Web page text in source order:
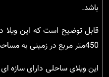
باشد.
قابل توضیح است که این ویلا
450متر مربع در زمینی به مساحت 500متر مربع واقع شده است.
این ویلای ساحلی دارای سازه